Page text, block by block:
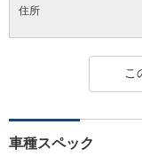
住所
こ
車種スペック